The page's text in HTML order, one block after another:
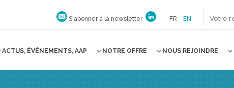
S'abonner à la newsletter FR EN
ACTUS, ÉVÉNEMENTS, AAP NOTRE OFFRE NOUS REJOINDRE